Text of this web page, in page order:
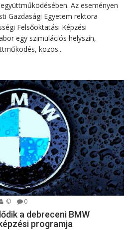
Az eseményen
Gazdasági Egyetem rektora
Felsőoktatási Képzési
egy szimulációs helyszín,
közös...
© 0
a debreceni BMW
programja